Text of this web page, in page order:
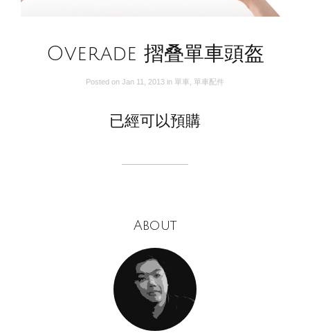
Overade 摺叠單車頭盔
Posted on Jan 11, 2013 in 單車 單車配件
已經可以預購
About